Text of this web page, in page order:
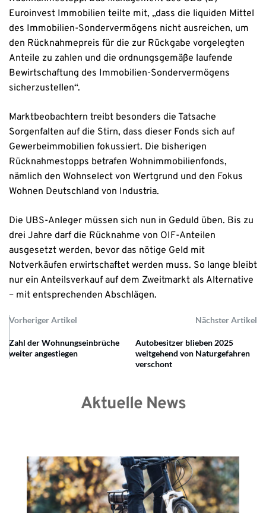
Euroinvest Immobilien teilte mit, „dass die liquiden Mittel
des Immobilien-Sondervermögens nicht ausreichen, um
den Rücknahmepreis für die zur Rückgabe vorgelegten
Anteile zu zahlen und die ordnungsgemäße laufende
Bewirtschaftung des Immobilien-Sondervermögens
sicherzustellen“.
Marktbeobachtern treibt besonders die Tatsache
Sorgenfalten auf die Stirn, dass dieser Fonds sich auf
Gewerbeimmobilien fokussiert. Die bisherigen
Rücknahmestopps betrafen Wohnimmobilienfonds,
nämlich den Wohnselect von Wertgrund und den Fokus
Wohnen Deutschland von Industria.
Die UBS-Anleger müssen sich nun in Geduld üben. Bis zu
drei Jahre darf die Rücknahme von OIF-Anteilen
ausgesetzt werden, bevor das nötige Geld mit
Notverkäufen erwirtschaftet werden muss. So lange bleibt
nur ein Anteilsverkauf auf dem Zweitmarkt als Alternative
– mit entsprechenden Abschlägen.
Vorheriger Artikel Nächster Artikel
Zahl der Wohnungseinbrüche
weiter angestiegen
Autobesitzer blieben 2025
weitgehend von Naturgefahren
verschont
Aktuelle News